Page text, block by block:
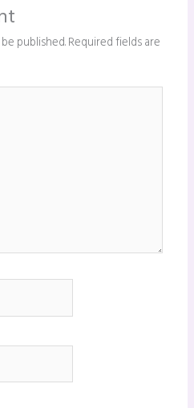
published.Required fields are